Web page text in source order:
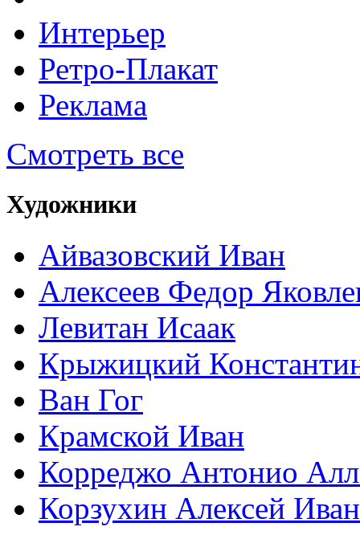
Интерьер
Ретро-Плакат
Реклама
Смотреть все
Художники
Айвазовский Иван
Алексеев Федор
Левитан Исаак
Крыжицкий
Ван Гог
Крамской Иван
Корреджо Антонио
Корзухин Алексей